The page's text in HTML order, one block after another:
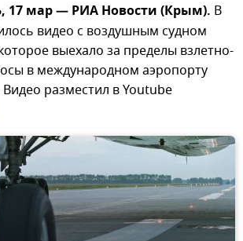
мар — РИА Новости (Крым). В
видео с воздушным судном
выехало за пределы взлетно-
в международном аэропорту
разместил в Youtube